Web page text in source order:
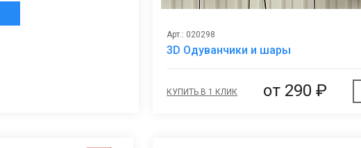
Арт.: 020298
3D Одуванчики и шары
КУПИТЬ В 1 КЛИК от 290 ₽